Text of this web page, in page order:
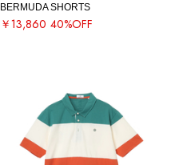
BERMUDA SHORTS
￥13,860 40%OFF